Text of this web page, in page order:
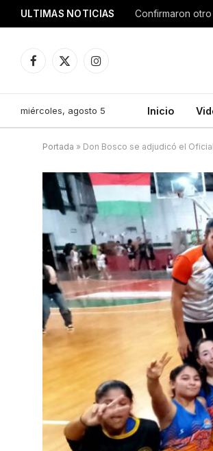
ULTIMAS NOTICIAS Confirmaron
Facebook
X
Instagram
miércoles, agosto 5 Inicio
Portada » Don Bosco se adjudicó el